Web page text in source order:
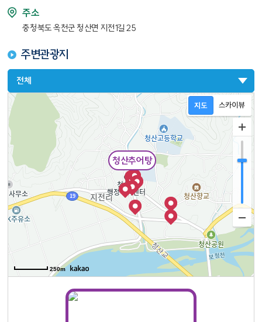
주소
충청북도 옥천군 청산면 지전1길 25
주변관광지
전체
청산추어탕
250m